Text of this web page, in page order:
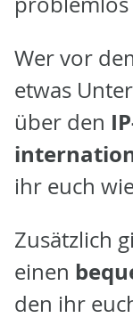
Wer vor
etwas
über den
ihr euch
Zusätzlich
einen
den ihr